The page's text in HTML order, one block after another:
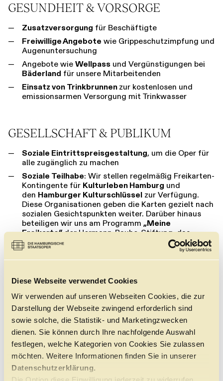
Diese Webseite verwendet Cookies
Wir verwenden auf unseren Webseiten Cookies, die zur
Darstellung der Webseite zwingend erforderlich sind
sowie solche, die Statistik- und Marketingzwecken
dienen. Sie können durch Ihre nachfolgende Auswahl
festlegen, welche Kategorien von Cookies Sie zulassen
möchten. Weitere Informationen finden Sie in unserer
Datenschutzerklärung.
GESUNDHEIT & VORSORGE
Zusatzversorgung für Beschäftigte
Freiwillige Angebote wie Grippeschutzimpfung und
Augenuntersuchung
Angebote wie Wellpass und Vergünstigungen bei
Bäderland für unsere Mitarbeitenden
Einsatz von Trinkbrunnen zur kostenlosen und
emissionsarmen Versorgung mit Trinkwasser
GESELLSCHAFT & PUBLIKUM
Soziale Eintrittspreisgestaltung, um die Oper für
alle zugänglich zu machen
Soziale Teilhabe: Wir stellen regelmäßig Freikarten-
Kontingente für Kulturleben Hamburg und
den Hamburger Kulturschlüssel zur Verfügung.
Diese Organisationen geben die Karten gezielt nach
sozialen Gesichtspunkten weiter. Darüber hinaus
beteiligen wir uns am Programm „Meine
Freikarte“der Hermann-Rauhe-Stiftung, das
Erstsemester-Studierenden den kostenfreien
Zugang zu Kulturveranstaltungen ermöglicht.
Student:innen und Auszubildende.
Mit unserem Vermittlungs- und Familienprogramm
CLICK inmöchten wir die Verbindung zur
Hamburger Stadtgesellschaft stärken und noch
mehr Menschen für Oper und Musiktheater
begeistern. Das Programm richtet sich gezielt auch
an Lehrende und Schulklassen.
Materialspenden: Stoff- und Materialreste geben
wir an Hamburger Kitas weiter – für kreatives
Arbeiten mit Kindern